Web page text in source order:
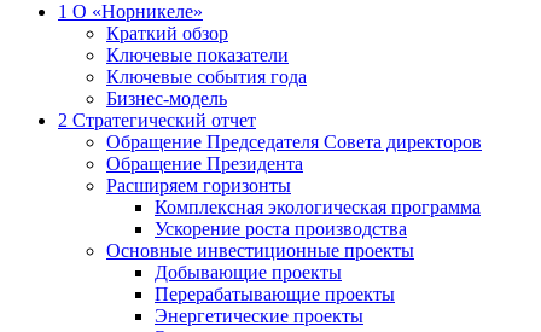
1 О «Норникеле»
Краткий обзор
Ключевые показатели
Ключевые события года
Бизнес-модель
2 Стратегический отчет
Обращение Председателя Совета директоров
Обращение Президента
Расширяем горизонты
Комплексная экологическая программа
Ускорение роста производства
Основные инвестиционные проекты
Добывающие проекты
Перерабатывающие проекты
Энергетические проекты